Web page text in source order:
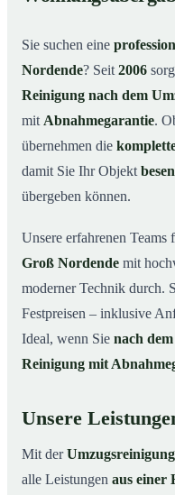
02Unsere Leistungen
So funktioniert’s
05Typische Anlässe
06Umzugsreinigung in
Jetzt Angebot
wirklich ab
Sie suchen eine
Nordende? Seit 2006
Reinigung nach dem
mit Abnahmegarantie.
übernehmen die
damit Sie Ihr Objekt
übergeben können.
Unsere erfahrenen Teams
Groß Nordende mit
moderner Technik durch.
Festpreisen – inklusive
Ideal, wenn Sie nach
Reinigung mit
Unsere
Mit der
alle Leistungen aus einer